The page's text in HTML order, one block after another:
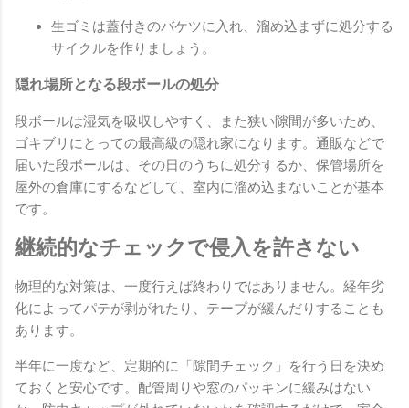
生ゴミは蓋付きのバケツに入れ、溜め込まずに処分する
サイクルを作りましょう。
隠れ場所となる段ボールの処分
段ボールは湿気を吸収しやすく、また狭い隙間が多いため、
ゴキブリにとっての最高級の隠れ家になります。通販などで
届いた段ボールは、その日のうちに処分するか、保管場所を
屋外の倉庫にするなどして、室内に溜め込まないことが基本
です。
継続的なチェックで侵入を許さない
物理的な対策は、一度行えば終わりではありません。経年劣
化によってパテが剥がれたり、テープが緩んだりすることも
あります。
半年に一度など、定期的に「隙間チェック」を行う日を決め
ておくと安心です。配管周りや窓のパッキンに緩みはない